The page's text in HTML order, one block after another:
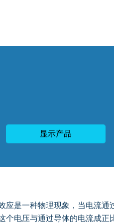
显示产品
是一种物理现象，当电流通
电压与通过导体的电流成正